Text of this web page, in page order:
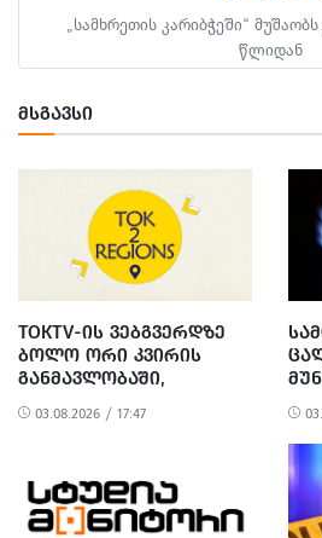
„სამხრეთის კარიბჭეში“
წლიდან
ᲛᲡᲒᲐᲕᲡᲘ
TOKTV-ᲘᲡ ᲕᲔᲑᲒᲕᲔᲠᲓᲖᲔ
ᲑᲝᲚᲝ ᲝᲠᲘ ᲙᲕᲘᲠᲘᲡ
ᲒᲐᲜᲛᲐᲕᲚᲝᲑᲐᲨᲘ,
ᲙᲘᲑᲔᲠᲨᲔᲢᲔᲕᲐ ᲝᲠᲯᲔᲠ
ᲒᲐᲜᲮᲝᲠᲪᲘᲔᲚᲓᲐ
03.08.2026 / 17:47